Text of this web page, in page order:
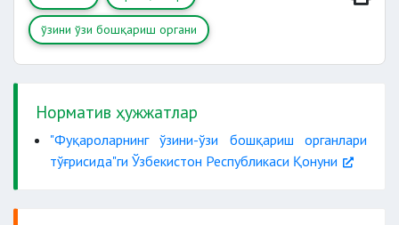
ўзини ўзи бошқариш органи
Норматив ҳужжатлар
"Фуқароларнинг ўзини-ўзи бошқариш органлари
тўғрисида"ги Ўзбекистон Республикаси Қонуни